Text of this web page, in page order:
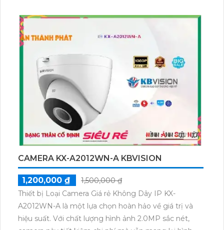
CAMERA KX-A2012WN-A KBVISION
1,200,000 ₫
1,500,000 ₫
Thiết bị Loại Camera Giá rẻ Không Dây IP KX-
A2012WN-A là một lựa chọn hoàn hảo về giá trị và
hiệu suất. Với chất lượng hình ảnh 2.0MP sắc nét,